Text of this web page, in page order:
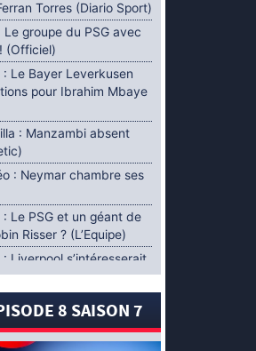
Torres (Diario Sport)
Le groupe du PSG avec
(Officiel)
: Le Bayer Leverkusen
pour Ibrahim Mbaye
: Manzambi absent
: Neymar chambre ses
: Le PSG et un géant de
Risser ? (L’Equipe)
: Liverpool s’intéresserait
de Bradley Barcola
: Accord contractuel
Godts (Fabrizio
8 SAISON 7